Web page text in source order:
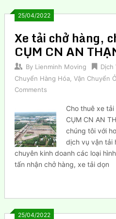
25/04/2022
Xe tải chở hàng,
CỤM CN AN
By Lienminh Moving Dịch
Chuyển Hàng Hóa, Vận Chuyển
Comments
Cho thuê xe
CỤM CN AN
chúng tôi với
dịch vụ vận tải
chuyên kinh doanh các loại
tấn nhận chở hàng, xe tải dọn
25/04/2022